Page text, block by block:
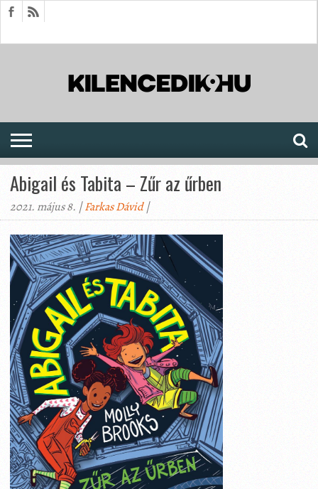
Abigail és Tabita – Zűr az űrben
2021. május 8. |Farkas Dávid|